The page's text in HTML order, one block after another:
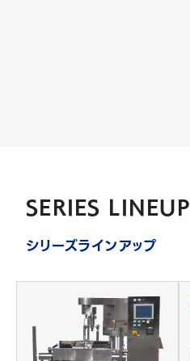
SERIES LINEUP
シリーズラインアップ